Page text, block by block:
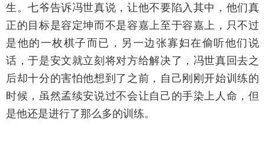
生。七爷告诉冯世真说，让他不要陷入其中，他们真
正的目标是容定坤而不是容嘉上至于容嘉上，只不过
是他的一枚棋子而已，另一边张寡妇在偷听他们说
话，于是安文就立刻将对方给解决了，冯世真回去之
后却十分的害怕他想到了之前，自己刚刚开始训练的
时候，虽然孟续安说过不会让自己的手染上人命，但
是他还是进行了那么多的训练。